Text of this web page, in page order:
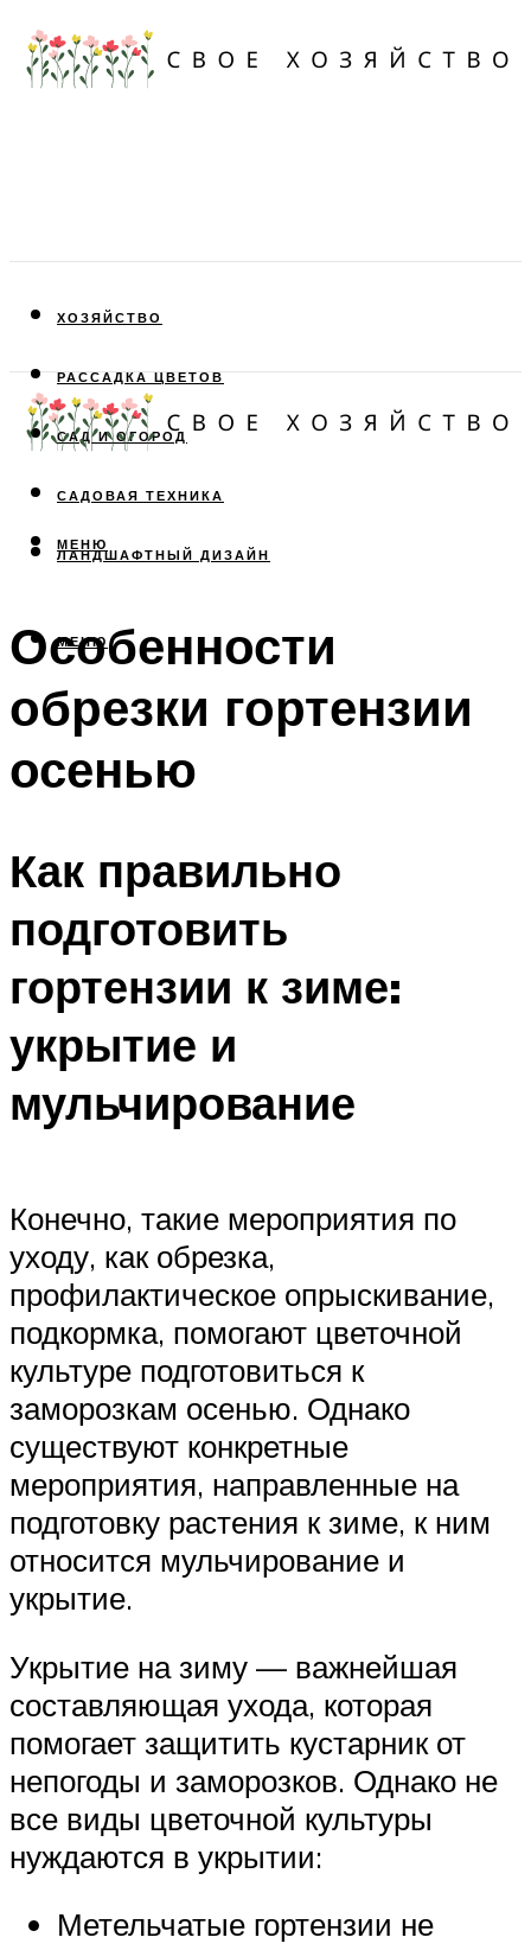
ХОЗЯЙСТВО
РАССАДКА ЦВЕТОВ
САД И ОГОРОД
САДОВАЯ ТЕХНИКА
ЛАНДШАФТНЫЙ ДИЗАЙН
МЕНЮ
МЕНЮ
Особенности
обрезки гортензии
осенью
Как правильно
подготовить
гортензии к зиме:
укрытие и
мульчирование
Конечно, такие мероприятия по
уходу, как обрезка,
профилактическое опрыскивание,
подкормка, помогают цветочной
культуре подготовиться к
заморозкам осенью. Однако
существуют конкретные
мероприятия, направленные на
подготовку растения к зиме, к ним
относится мульчирование и
укрытие.
Укрытие на зиму — важнейшая
составляющая ухода, которая
помогает защитить кустарник от
непогоды и заморозков. Однако не
все виды цветочной культуры
нуждаются в укрытии:
Метельчатые гортензии не